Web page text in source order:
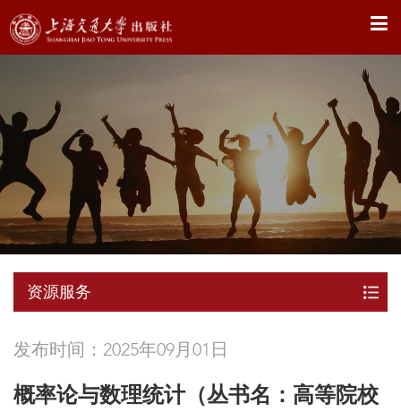
X
资源服务
发布时间：2025年09月01日
概率论与数理统计（丛书名：高等院校